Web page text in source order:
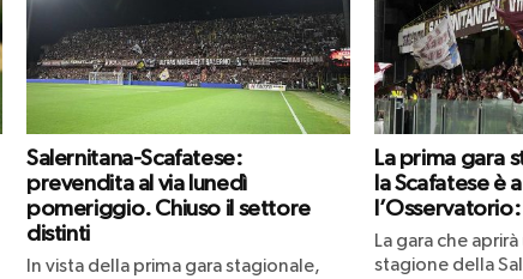
Salernitana-Scafatese:
prevendita al via lunedì
pomeriggio. Chiuso il settore
distinti
In vista della prima gara stagionale,
La prima gara
la Scafatese è
La gara che
stagione della